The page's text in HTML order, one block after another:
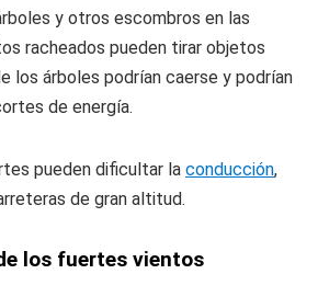
y otros escombros en las
racheados pueden tirar objetos
los árboles podrían caerse y podrían
de energía.
pueden dificultar la conducción,
de gran altitud.
los fuertes vientos